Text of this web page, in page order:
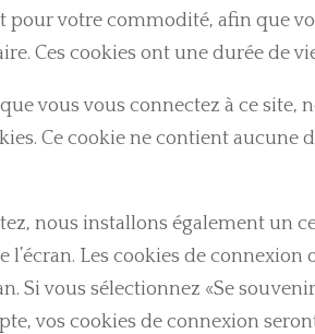
pour votre commodité, afin que
Ces cookies ont une durée de
vous vous connectez à ce
Ce cookie ne contient
nous installons également un
l’écran. Les cookies de
Si vous sélectionnez «Se
vos cookies de connexion